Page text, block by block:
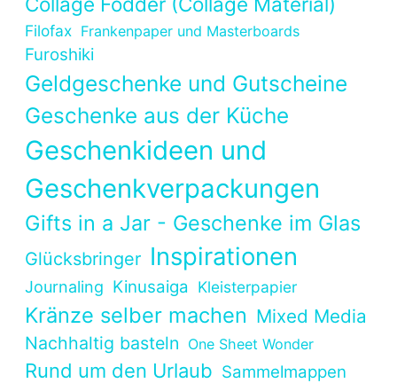
Filofax Frankenpaper und Masterboards
Furoshiki
Geldgeschenke und Gutscheine
Geschenke aus der Küche
Geschenkideen und
Geschenkverpackungen
Gifts in a Jar - Geschenke im Glas
Glücksbringer Inspirationen
Journaling Kinusaiga Kleisterpapier
Kränze selber machen Mixed Media
Nachhaltig basteln One Sheet Wonder
Rund um den Urlaub Sammelmappen